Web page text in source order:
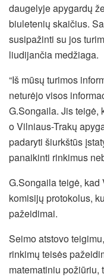
daugelyje apygardų
biuletenių skaičius.
susipažinti su jos
liudijančia medžiaga.
“Iš mūsų turimos
neturėjo visos
G.Songaila. Jis teigė,
o Vilniaus-Trakų
padaryti šiurkštūs
panaikinti rinkimus
G.Songaila teigė,
komisijų protokolus,
pažeidimai.
Seimo atstovo
rinkimų teisės
matematiniu požiūriu,